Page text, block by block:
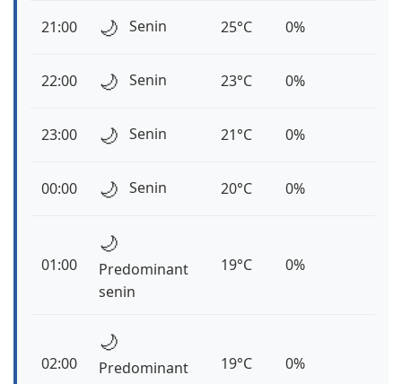
21:00 🌙 Senin 25°C 0%
22:00 🌙 Senin 23°C 0%
23:00 🌙 Senin 21°C 0%
00:00 🌙 Senin 20°C 0%
01:00
🌙
Predominant
senin
19°C 0%
02:00
🌙
Predominant
19°C 0%